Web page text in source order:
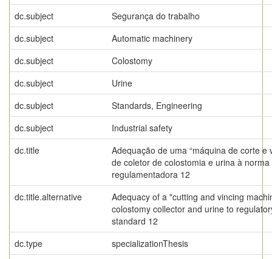
dc.subject
Segurança do trabalho
dc.subject
Automatic machinery
dc.subject
Colostomy
dc.subject
Urine
dc.subject
Standards, Engineering
dc.subject
Industrial safety
dc.title
Adequação de uma “máquina de corte e
de coletor de colostomia e urina à norma
regulamentadora 12
dc.title.alternative
Adequacy of a "cutting and vincing
colostomy collector and urine to
standard 12
dc.type
specializationThesis